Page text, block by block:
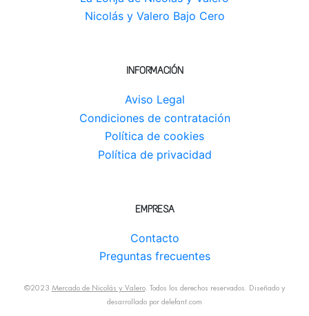
Nicolás y Valero Bajo Cero
INFORMACIÓN
Aviso Legal
Condiciones de contratación
Política de cookies
Política de privacidad
EMPRESA
Contacto
Preguntas frecuentes
©2023 Mercado de Nicolás y Valero. Todos los derechos reservados. Diseñado y
desarrollado pordelefant.com